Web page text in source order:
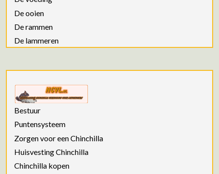
De ooien
De rammen
De lammeren
Bestuur
Puntensysteem
Zorgen voor een Chinchilla
Huisvesting Chinchilla
Chinchilla kopen